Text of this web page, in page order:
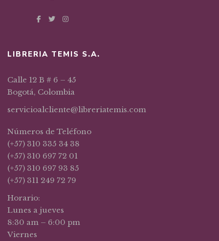
LIBRERIA TEMIS S.A.
Calle 12 B # 6 – 45
Bogotá, Colombia
servicioalcliente@libreriatemis.com
Números de Teléfono
(+57) 310 335 34 38
(+57) 310 697 72 01
(+57) 310 697 93 85
(+57) 311 249 72 79
Horario:
Lunes a jueves
8:30 am – 6:00 pm
Viernes